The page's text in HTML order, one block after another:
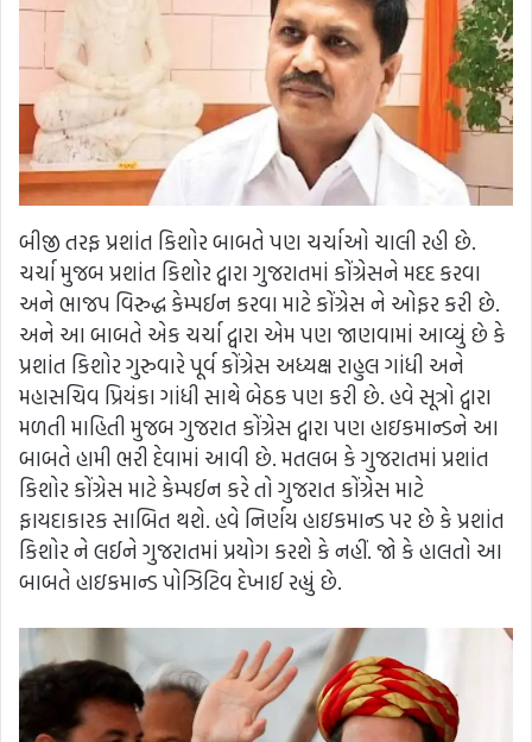
બીજી તરફ પ્રશાંત કિશોર બાબતે પણ ચર્ચાઓ ચાલી રહી છે.
ચર્ચા મુજબ પ્રશાંત કિશોર દ્વારા ગુજરાતમાં કોંગ્રેસને મદદ કરવા
અને ભાજપ વિરુદ્ધ કેમ્પઈન કરવા માટે કોંગ્રેસ ને ઓફર કરી છે.
અને આ બાબતે એક ચર્ચા દ્વારા એમ પણ જાણવામાં આવ્યું છે કે
પ્રશાંત કિશોર ગુરુવારે પૂર્વ કોંગ્રેસ અધ્યક્ષ રાહુલ ગાંધી અને
મહાસચિવ પ્રિયંકા ગાંધી સાથે બેઠક પણ કરી છે. હવે સૂત્રો દ્વારા
મળતી માહિતી મુજબ ગુજરાત કોંગ્રેસ દ્વારા પણ હાઇકમાન્ડને આ
બાબતે હામી ભરી દેવામાં આવી છે. મતલબ કે ગુજરાતમાં પ્રશાંત
કિશોર કોંગ્રેસ માટે કેમ્પઈન કરે તો ગુજરાત કોંગ્રેસ માટે
ફાયદાકારક સાબિત થશે. હવે નિર્ણય હાઇકમાન્ડ પર છે કે પ્રશાંત
કિશોર ને લઈને ગુજરાતમાં પ્રયોગ કરશે કે નહીં. જો કે હાલતો આ
બાબતે હાઇકમાન્ડ પોઝિટિવ દેખાઈ રહ્યું છે.